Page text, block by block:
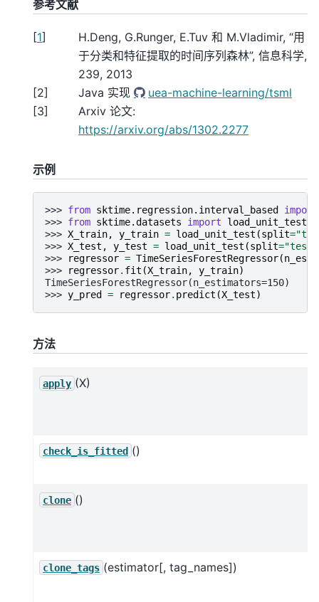
参考文献
[1]
H.Deng, G.Runger, E.Tuv 和 M.Vladimir, “用
于分类和特征提取的时间序列森林”, 信息科学,
239, 2013
[2] Java 实现
uea-machine-learning/tsml
[3]
Arxiv 论文:
https://arxiv.org/abs/1302.2277
示例
>>> from sktime.regression.interval_based
import
>>> from sktime.datasets import
load_unit_test
>>> X_train, y_train = load_unit_test (split=
>>> X_test , y_test = load_unit_test (split="test"
>>>
regressor = TimeSeriesForestRegressor(
>>>
regressor. fit (X_train, y_train)
TimeSeriesForestRegressor(n_estimators=150)
>>> y_pred = regressor. predict (X_test)
方法
apply (X)
check_is_fitted ()
clone ()
clone_tags (estimator[, tag_names])